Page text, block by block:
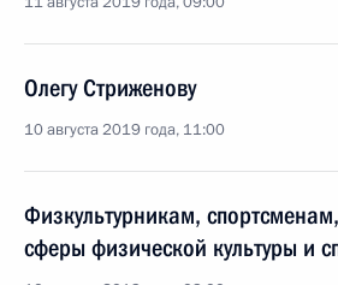
Олегу Стриженову
10 августа 2019 года, 11:00
Физкультурникам,
сферы физической культуры и